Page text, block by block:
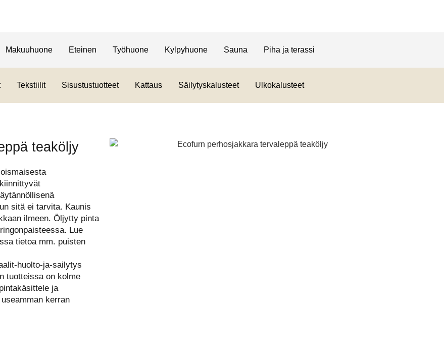
Makuuhuone Eteinen Työhuone Kylpyhuone Sauna Piha ja terassi
Tekstiilit Sisustustuotteet Kattaus Säilytyskalusteet Ulkokalusteet
teaköljy
sitä ei tarvita. Kaunis
ilmeen. Öljytty pinta
Lue
tietoa mm. puisten
huolto-ja-sailytys
tuotteissa on kolme
ja
kerran